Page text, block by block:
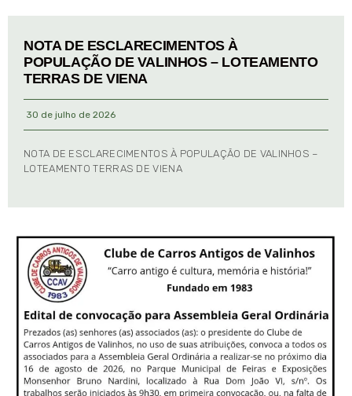
NOTA DE ESCLARECIMENTOS À
POPULAÇÃO DE VALINHOS – LOTEAMENTO
TERRAS DE VIENA
30 de julho de 2026
NOTA DE ESCLARECIMENTOS À POPULAÇÃO DE VALINHOS –
LOTEAMENTO TERRAS DE VIENA